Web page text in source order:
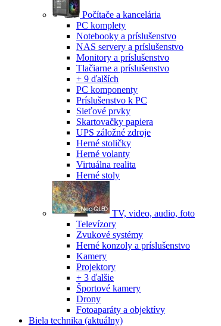
Počítače a kancelária
PC komplety
Notebooky a príslušenstvo
NAS servery a príslušenstvo
Monitory a príslušenstvo
Tlačiarne a príslušenstvo
+ 9 ďalších
PC komponenty
Príslušenstvo k PC
Sieťové prvky
Skartovačky papiera
UPS záložné zdroje
Herné stoličky
Herné volanty
Virtuálna realita
Herné stoly
TV, video, audio, foto
Televízory
Zvukové systémy
Herné konzoly a príslušenstvo
Kamery
Projektory
+ 3 ďalšie
Športové kamery
Drony
Fotoaparáty a objektívy
Biela technika (aktuálny)